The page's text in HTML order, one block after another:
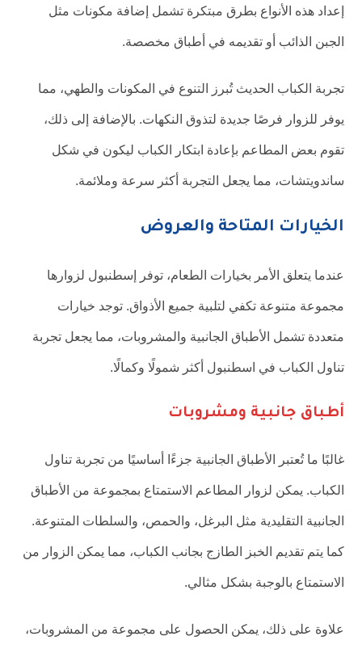
إعداد هذه الأنواع بطرق مبتكرة تشمل إضافة مكونات مثل
الجبن الذائب أو تقديمه في أطباق مخصصة.
تجربة الكباب الحديث تُبرز التنوع في المكونات والطهي، مما
يوفر للزوار فرصًا جديدة لتذوق النكهات. بالإضافة إلى ذلك،
تقوم بعض المطاعم بإعادة ابتكار الكباب ليكون في شكل
ساندويتشات، مما يجعل التجربة أكثر سرعة وملائمة.
الخيارات المتاحة والعروض
عندما يتعلق الأمر بخيارات الطعام، توفر إسطنبول لزوارها
مجموعة متنوعة تكفي لتلبية جميع الأذواق. توجد خيارات
متعددة تشمل الأطباق الجانبية والمشروبات، مما يجعل تجربة
تناول الكباب في اسطنبول أكثر شمولًا وكمالًا.
أطباق جانبية ومشروبات
غالبًا ما تُعتبر الأطباق الجانبية جزءًا أساسيًا من تجربة تناول
الكباب. يمكن لزوار المطاعم الاستمتاع بمجموعة من الأطباق
الجانبية التقليدية مثل البرغل، والحمص، والسلطات المتنوعة.
كما يتم تقديم الخبز الطازج بجانب الكباب، مما يمكن الزوار من
الاستمتاع بالوجبة بشكل مثالي.
علاوة على ذلك، يمكن الحصول على مجموعة من المشروبات،